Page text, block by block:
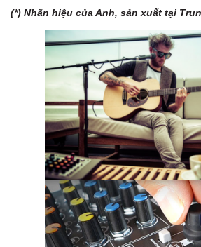
(*) Nhãn hiệu của Anh, sản xuất tại